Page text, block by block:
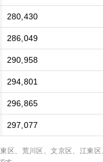
280,430
286,049
290,958
294,801
296,865
297,077
区、荒川区、文京区、江東区